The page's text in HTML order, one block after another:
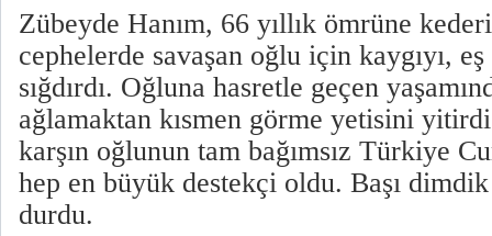
Zübeyde Hanım, 66 yıllık ömrüne
cephelerde savaşan oğlu için kaygıyı, eş
sığdırdı. Oğluna hasretle geçen
ağlamaktan kısmen görme yetisini
karşın oğlunun tam bağımsız Türkiye
hep en büyük destekçi oldu. Başı
durdu.